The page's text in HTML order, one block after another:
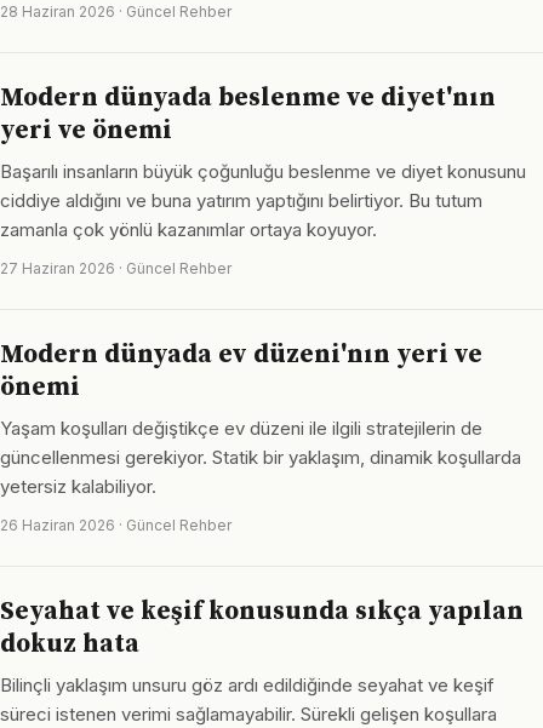
28 Haziran 2026 · Güncel Rehber
Modern dünyada beslenme ve diyet'nın
yeri ve önemi
Başarılı insanların büyük çoğunluğu beslenme ve diyet konusunu
ciddiye aldığını ve buna yatırım yaptığını belirtiyor. Bu tutum
zamanla çok yönlü kazanımlar ortaya koyuyor.
27 Haziran 2026 · Güncel Rehber
Modern dünyada ev düzeni'nın yeri ve
önemi
Yaşam koşulları değiştikçe ev düzeni ile ilgili stratejilerin de
güncellenmesi gerekiyor. Statik bir yaklaşım, dinamik koşullarda
yetersiz kalabiliyor.
26 Haziran 2026 · Güncel Rehber
Seyahat ve keşif konusunda sıkça yapılan
dokuz hata
Bilinçli yaklaşım unsuru göz ardı edildiğinde seyahat ve keşif
süreci istenen verimi sağlamayabilir. Sürekli gelişen koşullara